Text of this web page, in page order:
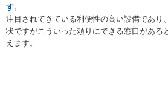
す。
注目されてきている利便性の高い設備であり
状ですがこういった頼りにできる窓口がある
えます。